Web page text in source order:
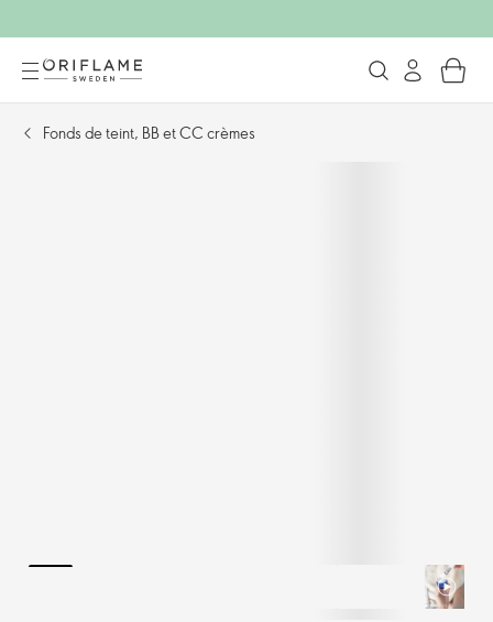
Fonds de teint, BB et CC crèmes